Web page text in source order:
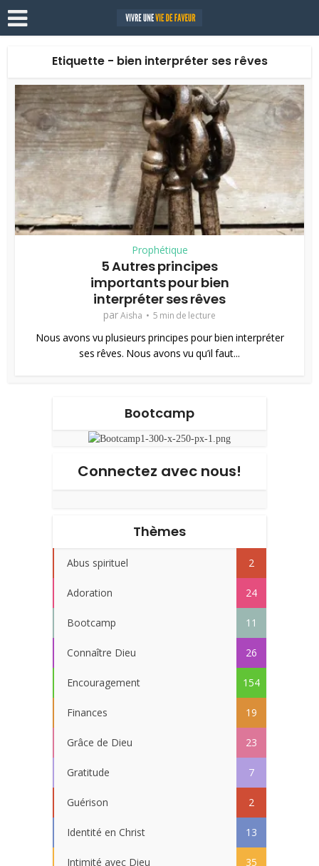
Etiquette - bien interpréter ses rêves
Prophétique
5 Autres principes
importants pour bien
interpréter ses rêves
parAisha 5 min de lecture
Nous avons vu plusieurs principes pour bien interpréter
ses rêves. Nous avons vu qu’il faut...
Bootcamp
Connectez avec nous!
Thèmes
Abus spirituel 2
Adoration 24
Bootcamp 11
Connaître Dieu 26
Encouragement 154
Finances 19
Grâce de Dieu 23
Gratitude 7
Guérison 2
Identité en Christ 13
Intimité avec Dieu 35